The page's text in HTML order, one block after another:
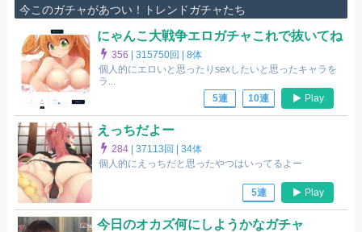
今このガチャがあつい！トレンドガチャたち
にゃんこ大戦争エロガチャこれで抜いてね
356 |315750回 |8体
個人的にエロいと思ったりsexしたいと思ったキャラを
ラ...
5連
10連 Play
えっちだよー
284 |37113回 |34体
個人的にえっちだと思ったやつはいってるよー
5連 Play
今日のオカズ何にしようかなガチャ